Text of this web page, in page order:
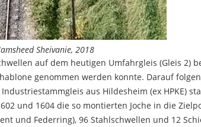
Sheivanie, 2018
auf dem heutigen Umfahrgleis (Gleis 2)
genommen werden konnte. Darauf
aus Hildesheim (ex HPKE)
und 1604 die so montierten Joche in die
und Federring), 96 Stahlschwellen und 12